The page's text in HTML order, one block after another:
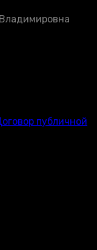
публичной